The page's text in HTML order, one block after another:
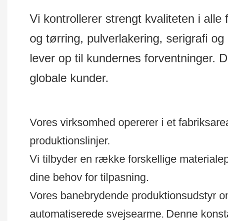
Vi kontrollerer strengt kvaliteten i
og tørring, pulverlakering, serigrafi
lever op til kundernes forventninger.
globale kunder.
Vores virksomhed opererer i et
produktionslinjer.
Vi tilbyder en række forskellige
dine behov for tilpasning.
Vores banebrydende produktionsudstyr
automatiserede svejsearme. Denne